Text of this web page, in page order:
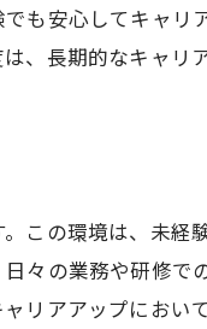
も安心してキャリ
、長期的なキャリ
この環境は、未経
々の業務や研修で
リアアップにおい